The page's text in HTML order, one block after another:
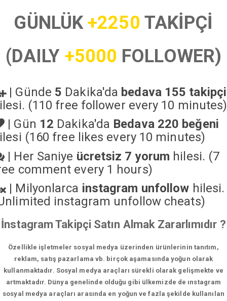
GÜNLÜK+2250 TAKİPÇİ
(DAILY +5000 FOLLOWER)
| Günde 5 Dakika'da bedava 155 takipçi
(110 free follower every 10 minutes)
| Gün 12 Dakika'da Bedava 220 beğeni
(160 free likes every 10 minutes)
| Her Saniye ücretsiz 7 yorum hilesi. (7
comment every 1 hours)
| Milyonlarca instagram unfollow hilesi.
instagram unfollow cheats)
İnstagram Takipçi Satın Almak Zararlımıdır ?
Özellikle işletmeler sosyal medya üzerinden ürünlerinin tanıtım,
reklam, satış pazarlama vb. birçok aşamasında yoğun olarak
kullanmaktadır. Sosyal medya araçları sürekli olarak gelişmekte ve
artmaktadır. Dünya genelinde olduğu gibi ülkemizde de ınstagram
sosyal medya araçları arasında en yoğun ve fazla şekilde kullanılan